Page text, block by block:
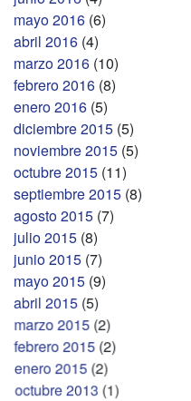
mayo 2016 (6)
abril 2016 (4)
marzo 2016 (10)
febrero 2016 (8)
enero 2016 (5)
diciembre 2015 (5)
noviembre 2015 (5)
octubre 2015 (11)
septiembre 2015 (8)
agosto 2015 (7)
julio 2015 (8)
junio 2015 (7)
mayo 2015 (9)
abril 2015 (5)
marzo 2015 (2)
febrero 2015 (2)
enero 2015 (2)
octubre 2013 (1)